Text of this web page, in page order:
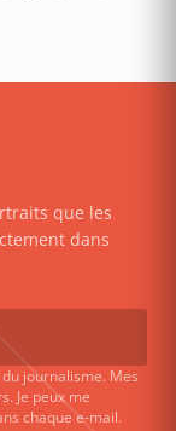
que les
dans
journalisme. Mes
Je peux me
chaque e-mail.